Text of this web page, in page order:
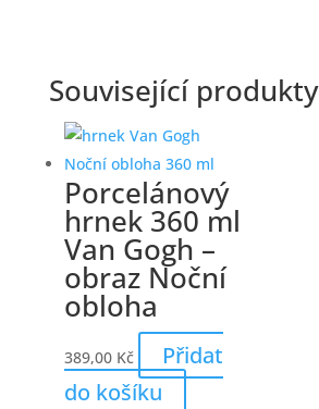
Související produkty
Porcelánový
hrnek 360 ml
Van Gogh –
obraz Noční
obloha
389,00 Kč
Přidat
do košíku